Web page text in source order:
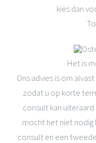
kies dan
Het is
Ons advies is om
zodat u op korte
consult kan
mocht het niet nodig
consult en een